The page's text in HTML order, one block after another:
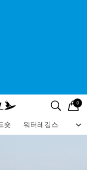
검색
0
숏 워터레깅스 비
메뉴